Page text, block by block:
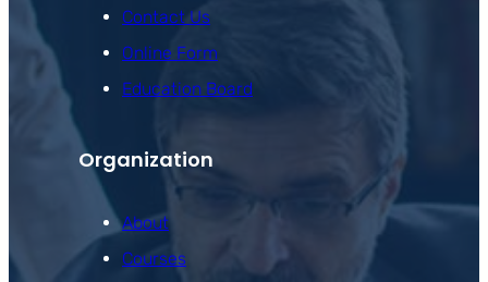
Contact Us
Online Form
Education Board
Organization
About
Courses